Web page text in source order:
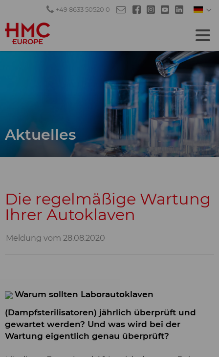
+49 8633 50520 0
Aktuelles
Die regelmäßige Wartung
Ihrer Autoklaven
Meldung vom 28.08.2020
Warum sollten Laborautoklaven
(Dampfsterilisatoren) jährlich überprüft und
gewartet werden? Und was wird bei der
Wartung eigentlich genau überprüft?